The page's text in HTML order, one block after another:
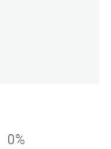
0%